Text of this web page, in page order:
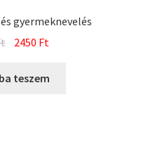
gyermeknevelés
Original
was:
2450 Ft
is:
teszem